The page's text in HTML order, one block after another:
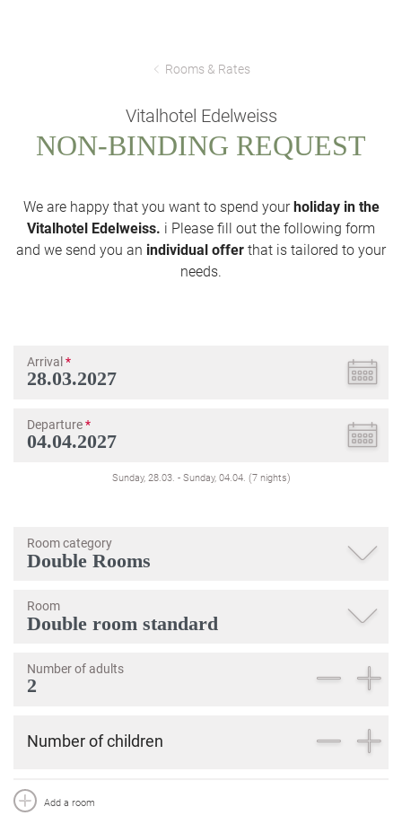
Rooms & Rates
Vitalhotel Edelweiss
NON-BINDING REQUEST
We are happy that you want to spend yourholiday in the
Vitalhotel Edelweiss. i Please fill out the following form
and we send you an individual offer that is tailored to your
needs.
Arrival *
Departure*
Sunday, 28.03. - Sunday, 04.04. (7 nights)
Room category
Room
Number of adults
Number of children
Add a room